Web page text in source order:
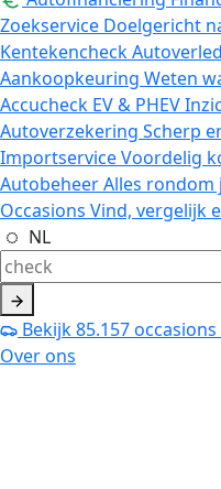
Zoekservice Doelgericht
Kentekencheck
Aankoopkeuring Weten
Accucheck EV & PHEV
Autoverzekering Scherp
ImportserviceVoordelig
AutobeheerAlles rondom
Occasions Vind, vergelijk
NL
Bekijk85.157occasions
Over ons